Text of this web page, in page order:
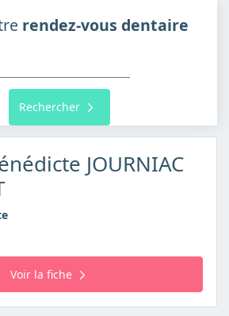
rendez-vous dentaire
Rechercher
JOURNIAC
Voir la fiche